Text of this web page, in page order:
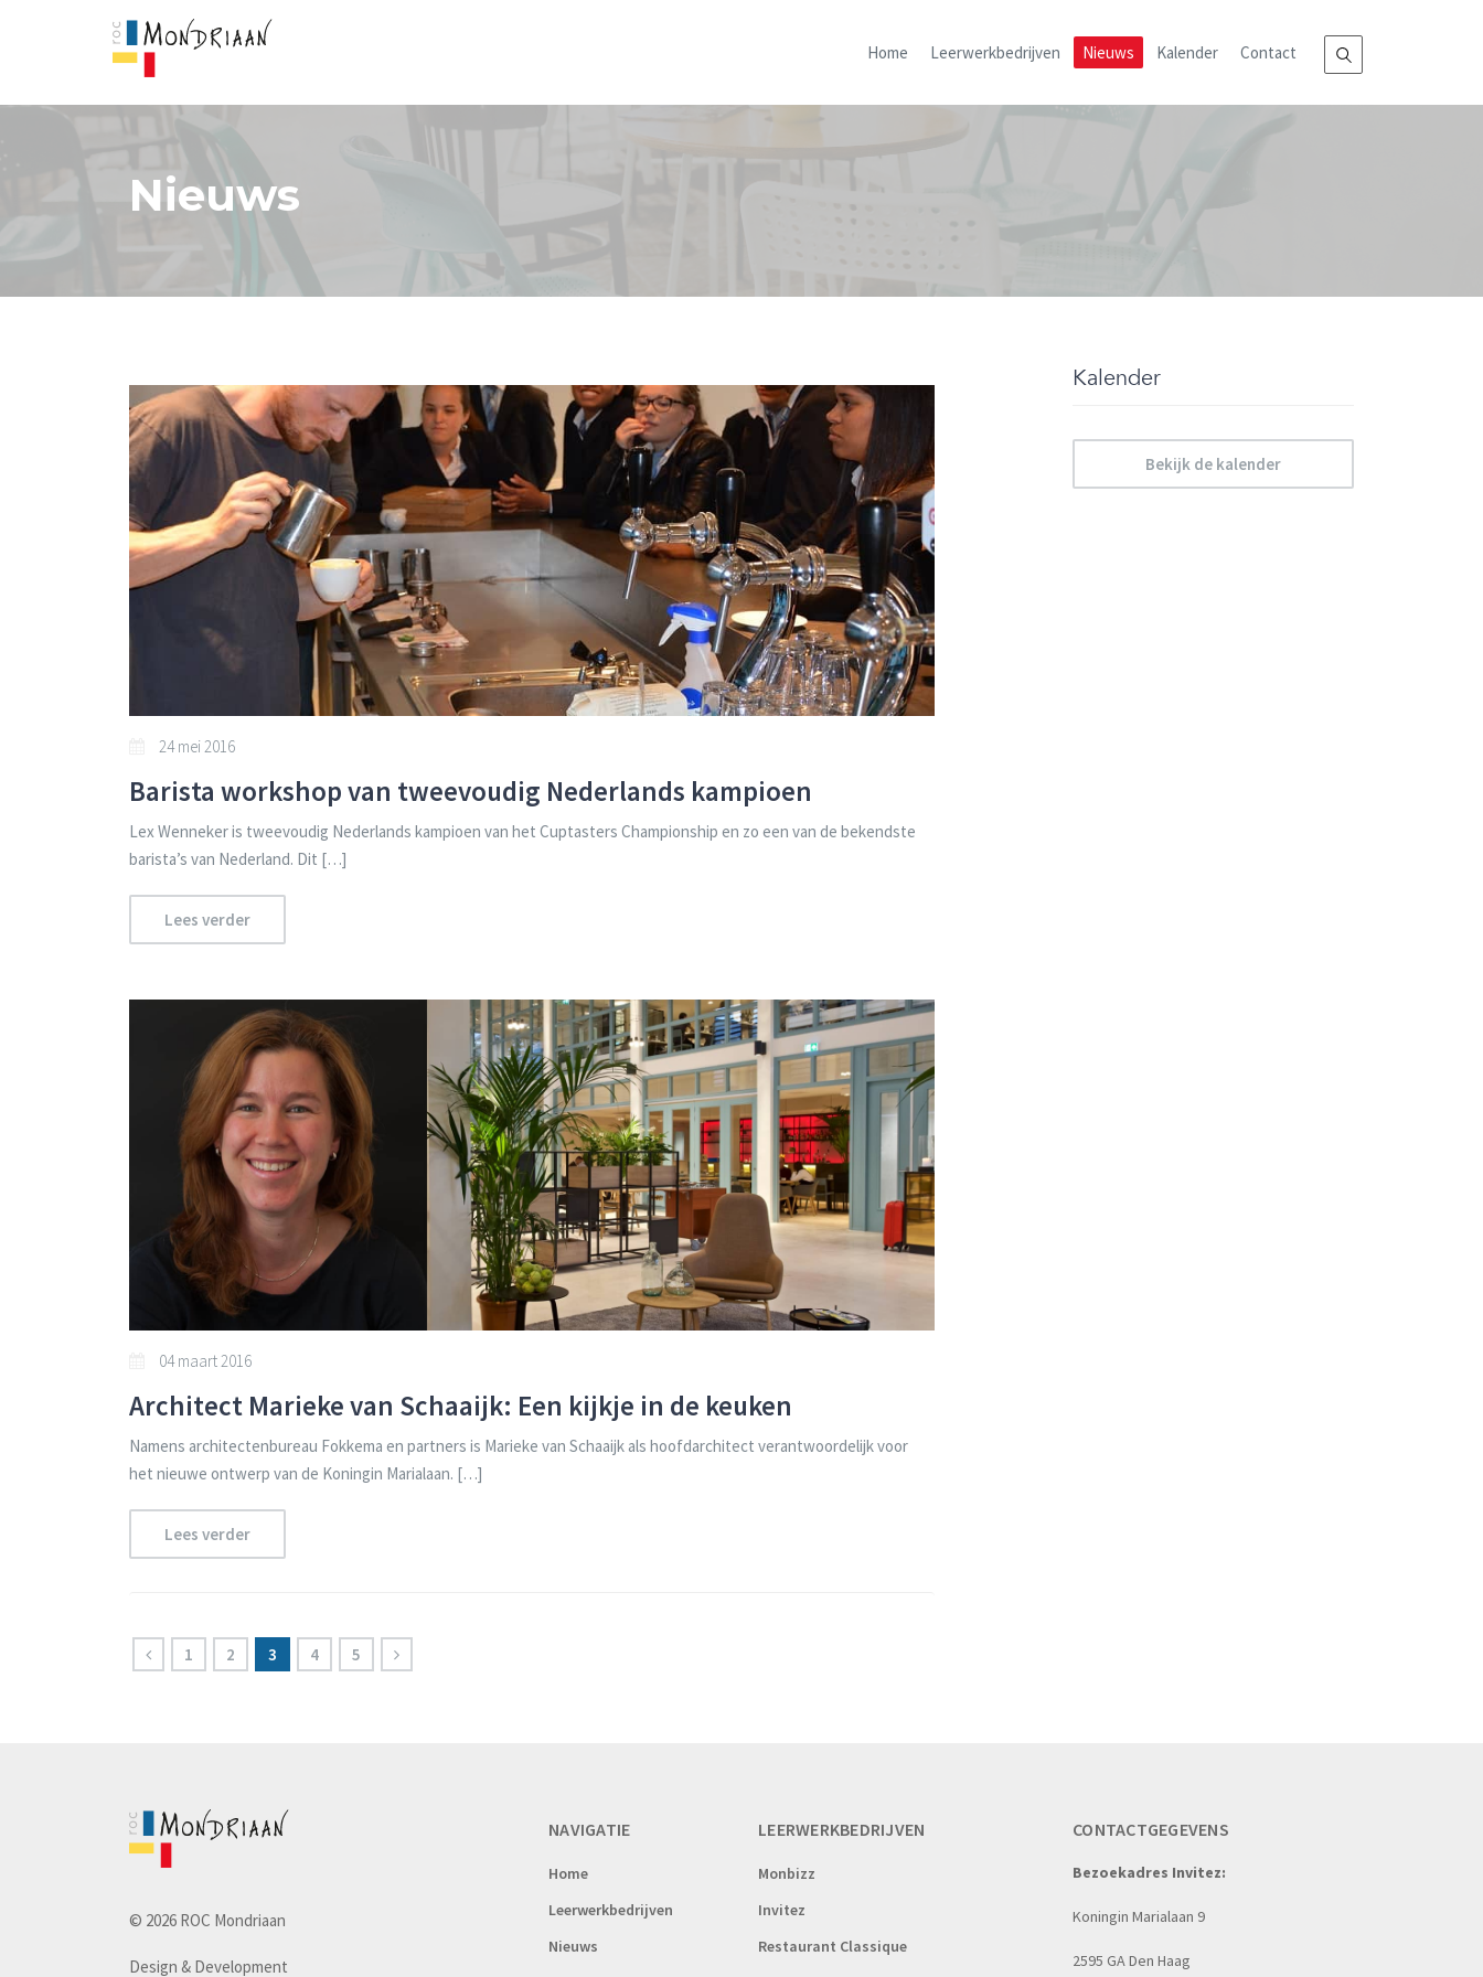
Home Leerwerkbedrijven Nieuws Kalender Contact
Nieuws
24 mei 2016
Barista workshop van tweevoudig Nederlands kampioen
Lex Wenneker is tweevoudig Nederlands kampioen van het Cuptasters Championship en zo een van de bekendste
barista’s van Nederland. Dit […]
Lees verder
04 maart 2016
Architect Marieke van Schaaijk: Een kijkje in de keuken
Namens architectenbureau Fokkema en partners is Marieke van Schaaijk als hoofdarchitect verantwoordelijk voor
het nieuwe ontwerp van de Koningin Marialaan. […]
Lees verder
1 2 3 4 5
Kalender
Bekijk de kalender
© 2026 ROC Mondriaan
Design & Development
NAVIGATIE
Home
Leerwerkbedrijven
Nieuws
LEERWERKBEDRIJVEN
Monbizz
Invitez
Restaurant Classique
CONTACTGEGEVENS
Bezoekadres Invitez:
Koningin Marialaan 9
2595 GA Den Haag